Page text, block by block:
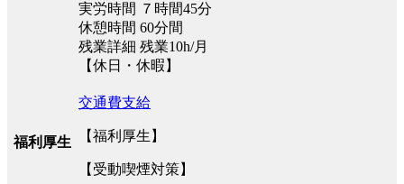
実労時間 ７時間45分
休憩時間 60分間
残業詳細 残業10h/月
【休日・休暇】
福利厚生
交通費支給
【福利厚生】
【受動喫煙対策】